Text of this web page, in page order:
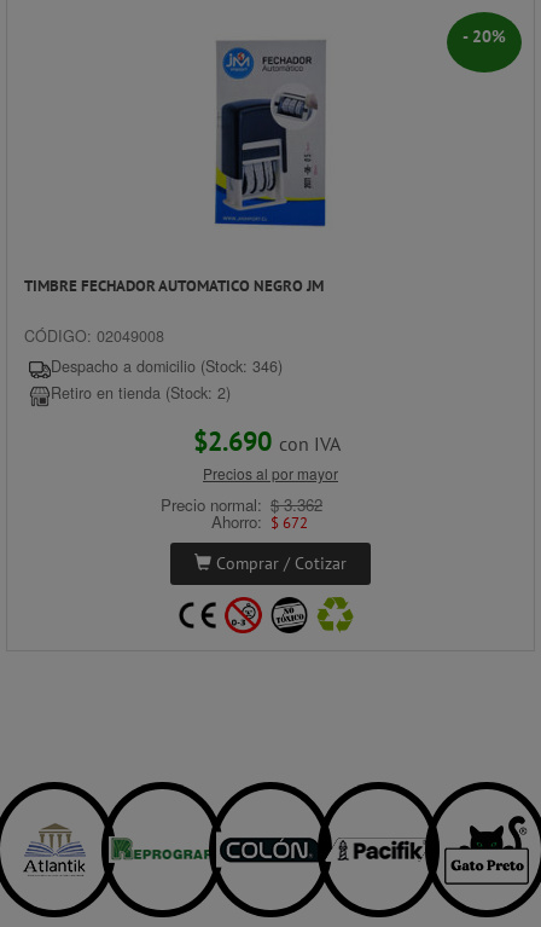
- 20%
TIMBRE FECHADOR AUTOMATICO NEGRO JM
CÓDIGO: 02049008
Despacho a domicilio (Stock: 346)
Retiro en tienda (Stock: 2)
$2.690 con IVA
Precios al por mayor
Precio normal: $ 3.362
Ahorro: $ 672
Comprar / Cotizar